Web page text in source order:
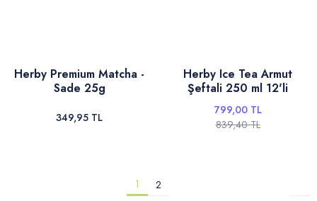
Herby Premium Matcha -
Sade 25g
349,95 TL
Herby Ice Tea Armut
Şeftali 250 ml 12'li
799,00 TL
839,40 TL
1 2